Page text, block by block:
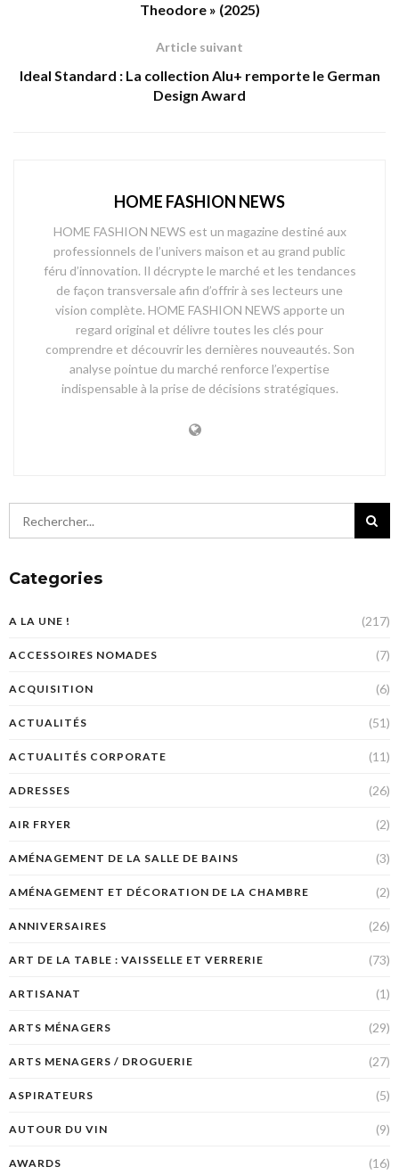
Theodore » (2025)
Article suivant
Ideal Standard : La collection Alu+ remporte le German
Design Award
HOME FASHION NEWS
HOME FASHION NEWS est un magazine destiné aux
professionnels de l’univers maison et au grand public
féru d’innovation. Il décrypte le marché et les tendances
de façon transversale afin d’offrir à ses lecteurs une
vision complète. HOME FASHION NEWS apporte un
regard original et délivre toutes les clés pour
comprendre et découvrir les dernières nouveautés. Son
analyse pointue du marché renforce l’expertise
indispensable à la prise de décisions stratégiques.
Categories
A LA UNE ! (217)
ACCESSOIRES NOMADES (7)
ACQUISITION (6)
ACTUALITÉS (51)
ACTUALITÉS CORPORATE (11)
ADRESSES (26)
AIR FRYER (2)
AMÉNAGEMENT DE LA SALLE DE BAINS (3)
AMÉNAGEMENT ET DÉCORATION DE LA CHAMBRE (2)
ANNIVERSAIRES (26)
ART DE LA TABLE : VAISSELLE ET VERRERIE (73)
ARTISANAT (1)
ARTS MÉNAGERS (29)
ARTS MENAGERS / DROGUERIE (27)
ASPIRATEURS (5)
AUTOUR DU VIN (9)
AWARDS (16)